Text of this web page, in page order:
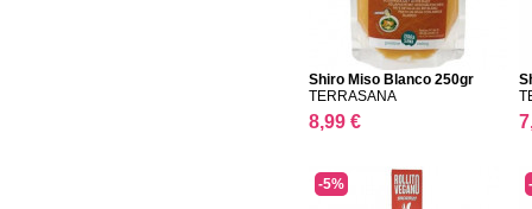
Shiro Miso Blanco 250gr
TERRASANA
8,99 €
-5%